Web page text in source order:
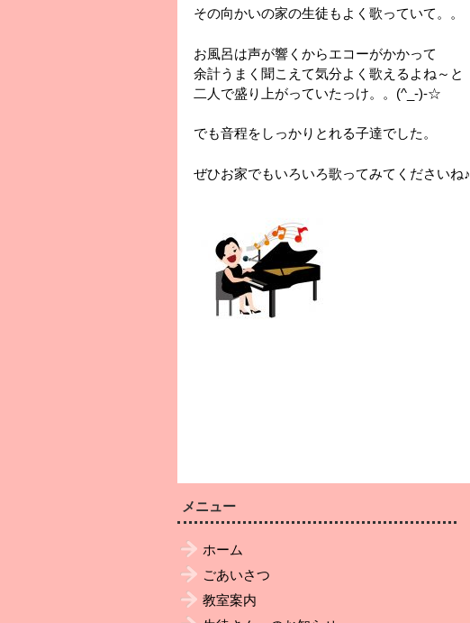
その向かいの家の生徒もよく歌っていて。。
お風呂は声が響くからエコーがかかって
余計うまく聞こえて気分よく歌えるよね～と
二人で盛り上がっていたっけ。。(^_-)-☆
でも音程をしっかりとれる子達でした。
ぜひお家でもいろいろ歌ってみてくださいね♪
メニュー
ホーム
ごあいさつ
教室案内